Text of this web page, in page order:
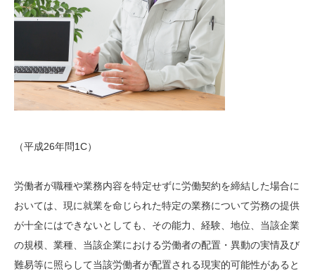
（平成26年問1C）
労働者が職種や業務内容を特定せずに労働契約を締結した場合に
おいては、現に就業を命じられた特定の業務について労務の提供
が十全にはできないとしても、その能力、経験、地位、当該企業
の規模、業種、当該企業における労働者の配置・異動の実情及び
難易等に照らして当該労働者が配置される現実的可能性があると